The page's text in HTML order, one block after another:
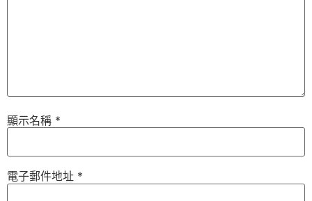
顯示名稱 *
電子郵件地址 *